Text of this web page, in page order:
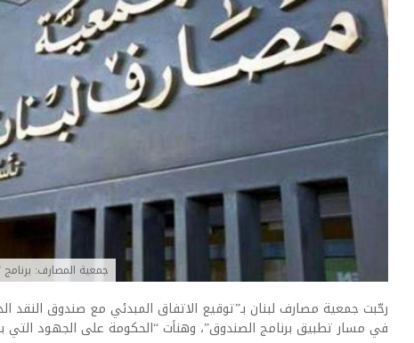
جمعية المصارف: برنامج
رحّبت جمعية مصارف لبنان بـ”توقيع الاتفاق المبدئي مع صندوق
في مسار تطبيق برنامج الصندوق”، وهنأت “الحكومة على الجهود التي